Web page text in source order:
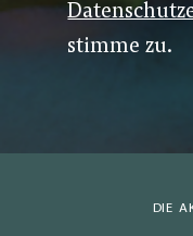
stimme zu.
DIE